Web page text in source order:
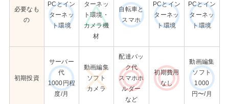
必要なも
の
PCとイン
ターネッ
ト環境
ターネッ
ト環境・
カメラ機
材
自転車と
スマホ
PCとイン
ターネッ
ト環境
PCとイン
ターネッ
ト環境
初期投資
サーバー
代
1000円程
度/月
動画編集
ソフト
カメラ
配達バッ
ク代
スマホホ
ルダー
など
初期費用
なし
動画編集
ソフト
1000
円〜/月